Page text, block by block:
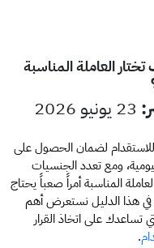
العاملة المناسبة
: 23 يونيو 2026
يبحث الكثير من الأسر عن افضل شغالات للاستقدام لضمان الحصول على
مساعدة منزلية موثوقة تلبي احتياجاتهم اليومية، ومع تعدد الجنسيات
وخيارات الاستقدام المتاحة، أصبح اختيار العاملة المناسبة أمراً صعباً يحتاج
إلى معرفة دقيقة بالمعايير الأساسية، لذلك في هذا الدليل نستعرض أهم
.